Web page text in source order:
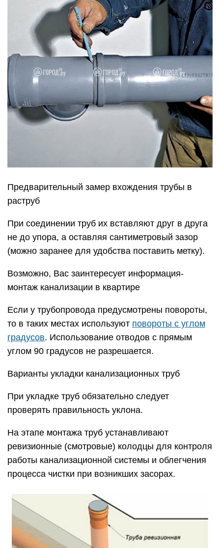
Предварительный замер вхождения трубы в
раструб
При соединении труб их вставляют друг в друга
не до упора, а оставляя сантиметровый зазор
(можно заранее для удобства поставить метку).
Возможно, Вас заинтересует информация-
монтаж канализации в квартире
Если у трубопровода предусмотрены повороты,
то в таких местах используют повороты с углом
градусов. Использование отводов с прямым
углом 90 градусов не разрешается.
Варианты укладки канализационных труб
При укладке труб обязательно следует
проверять правильность уклона.
На этапе монтажа труб устанавливают
ревизионные (смотровые) колодцы для контроля
работы канализационной системы и облегчения
процесса чистки при возникших засорах.